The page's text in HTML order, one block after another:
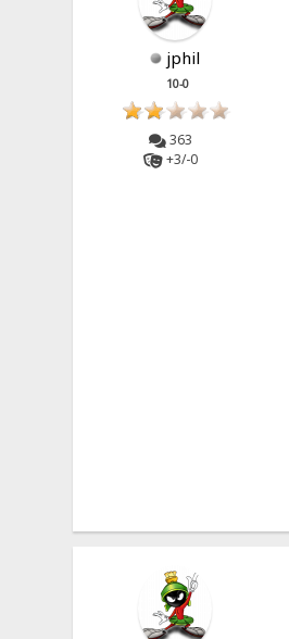
jphil
10-0
363
+3/-0